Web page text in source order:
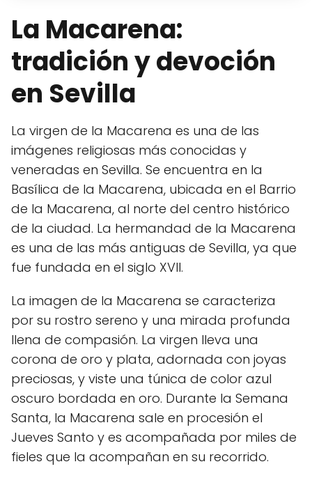
La Macarena:
tradición y devoción
en Sevilla
La virgen de la Macarena es una de las
imágenes religiosas más conocidas y
veneradas en Sevilla. Se encuentra en la
Basílica de la Macarena, ubicada en el Barrio
de la Macarena, al norte del centro histórico
de la ciudad. La hermandad de la Macarena
es una de las más antiguas de Sevilla, ya que
fue fundada en el siglo XVII.
La imagen de la Macarena se caracteriza
por su rostro sereno y una mirada profunda
llena de compasión. La virgen lleva una
corona de oro y plata, adornada con joyas
preciosas, y viste una túnica de color azul
oscuro bordada en oro. Durante la Semana
Santa, la Macarena sale en procesión el
Jueves Santo y es acompañada por miles de
fieles que la acompañan en su recorrido.